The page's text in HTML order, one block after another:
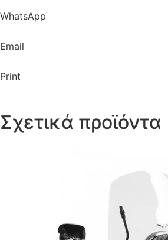
WhatsApp
Email
Print
Σχετικά προϊόντα